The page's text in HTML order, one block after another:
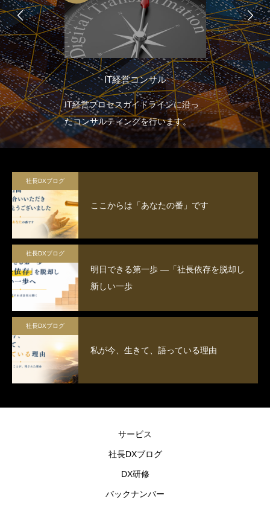
IT経営コンサル
IT経営プロセスガイドラインに沿っ
たコンサルティングを行います。
社長DXブログ
ここからは「あなたの番」です
社長DXブログ
明日できる第一歩 ―「社長依存を脱却し
新しい一歩
社長DXブログ
私が今、生きて、語っている理由
サービス
社長DXブログ
DX研修
バックナンバー